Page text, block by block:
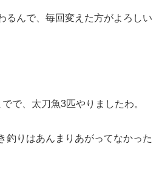
るんで、毎回変えた方がよろしい
で、太刀魚3匹やりましたわ。
釣りはあんまりあがってなかった